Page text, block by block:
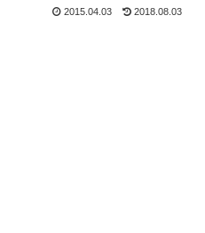
2015.04.03 2018.08.03